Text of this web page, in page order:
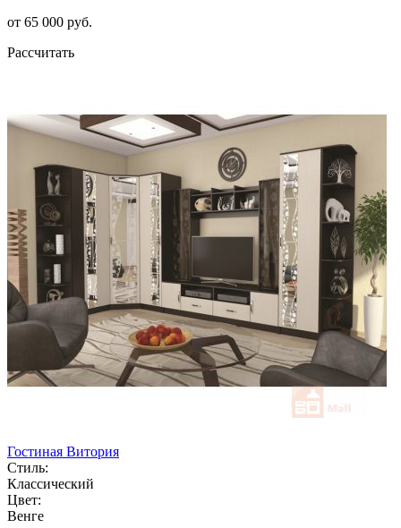
от 65 000 руб.
Рассчитать
Гостиная Витория
Стиль:
Классический
Цвет:
Венге